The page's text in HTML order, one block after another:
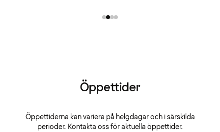
Öppettider
Öppettiderna kan variera på helgdagar och i särskilda
perioder. Kontakta oss för aktuella öppettider.